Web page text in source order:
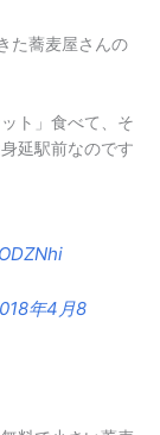
た蕎麦屋さんの
ト」食べて、そ
延駅前なのです
年4月8